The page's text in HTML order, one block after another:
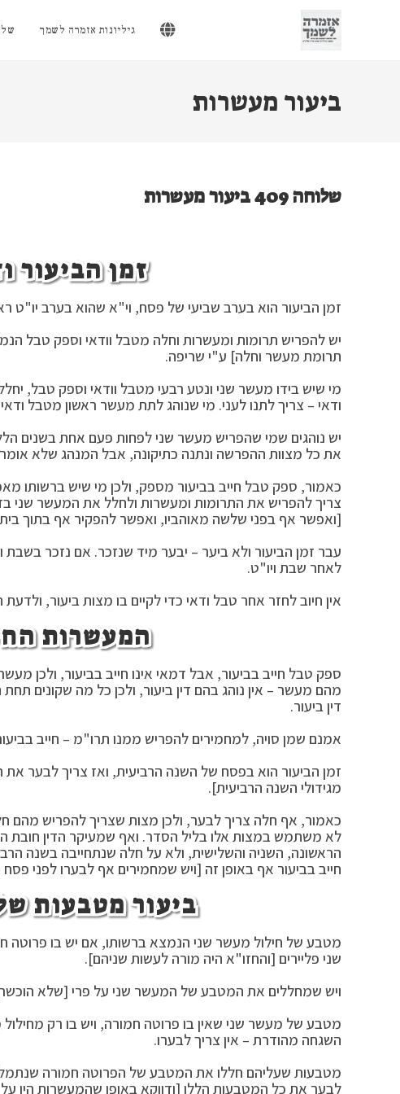
גיליונות אזמרה לשמך
ביעור מעשרות
שלוחה 409 ביעור מעשרות
זמן הביעור
זמן הביעור הוא בערב שביעי של פסח, וי"א שהוא בערב יו"ט
יש להפריש תרומות ומעשרות וחלה מטבל וודאי וספק טבל
תרומת מעשר וחלה] ע"י שריפה.
מי שיש בידו מעשר שני ונטע רבעי מטבל וודאי וספק טבל,
ודאי – צריך לתנו לעני. מי שנוהג לתת מעשר ראשון מטבל ודאי
יש נוהגים שמי שהפריש מעשר שני לפחות פעם אחת בשנים
את כל מצוות ההפרשה ונתנה כתיקונה, אבל המנהג שלא
כאמור, ספק טבל חייב בביעור מספק, ולכן מי שיש ברשותו
צריך להפריש את התרומות ומעשרות ולחלל את המעשר שני
[ואפשר אף בפני שלשה מאוהביו, ואפשר להפקיר אף בתוך
עבר זמן הביעור ולא ביער – יבער מיד שנזכר. אם נזכר
לאחר שבת ויו"ט.
אין חיוב לחזר אחר טבל ודאי כדי לקיים בו מצות ביעור,
המעשרות
ספק טבל חייב בביעור, אבל דמאי אינו חייב בביעור, ולכן
מהם מעשר – אין נוהג בהם דין ביעור, ולכן כל מה שקונים תחת
דין ביעור.
אמנם שמן סויה, למחמירים להפריש ממנו תרו"מ – חייב
זמן הביעור הוא בפסח של השנה הרביעית, ואז צריך לבער
מגידולי השנה הרביעית].
כאמור, אף חלה צריך לבער, ולכן מצות שצריך להפריש
לא משתמש במצות אלו בליל הסדר. ואף שמעיקר הדין חובת
הראשונה, השניה והשלישית, ולא על חלה שנתחייבה בשנה
חייב בביעור אף באופן זה [ויש שמחמירים אף לבערו לפני
ביעור מטבעות
מטבע של חילול מעשר שני הנמצא ברשותו, אם יש בו פרוטה
שני פליירים [והחזו"א היה מורה לעשות שניהם].
ויש שמחללים את המטבע של המעשר שני על פרי [שלא
מטבע של מעשר שני שאין בו פרוטה חמורה, ויש בו רק
השגחה מהודרת – אין צריך לבערו.
מטבעות שעליהם חללו את המטבע של הפרוטה חמורה
לבער את כל המטבעות הללו [ודווקא באופן שהמעשרות היו